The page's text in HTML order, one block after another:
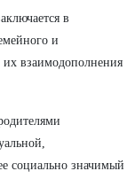
в
и
их взаимодополнения
социально значимый